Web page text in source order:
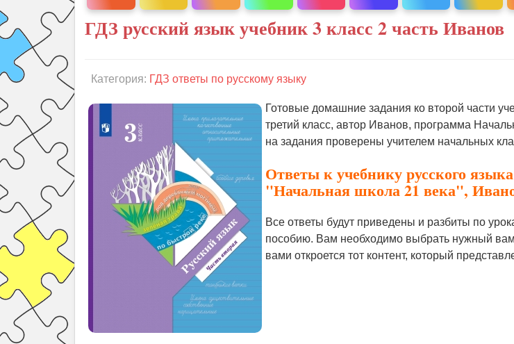
ГДЗ русский язык учебник 3 класс 2 часть Иванов
Категория: ГДЗ ответы по русскому языку
Готовые домашние задания ко второй части
третий класс, автор Иванов, программа
на задания проверены учителем начальных
Ответы к учебнику русского
"Начальная школа 21 века",
Все ответы будут приведены и разбиты по
пособию. Вам необходимо выбрать нужный
вами откроется тот контент, который